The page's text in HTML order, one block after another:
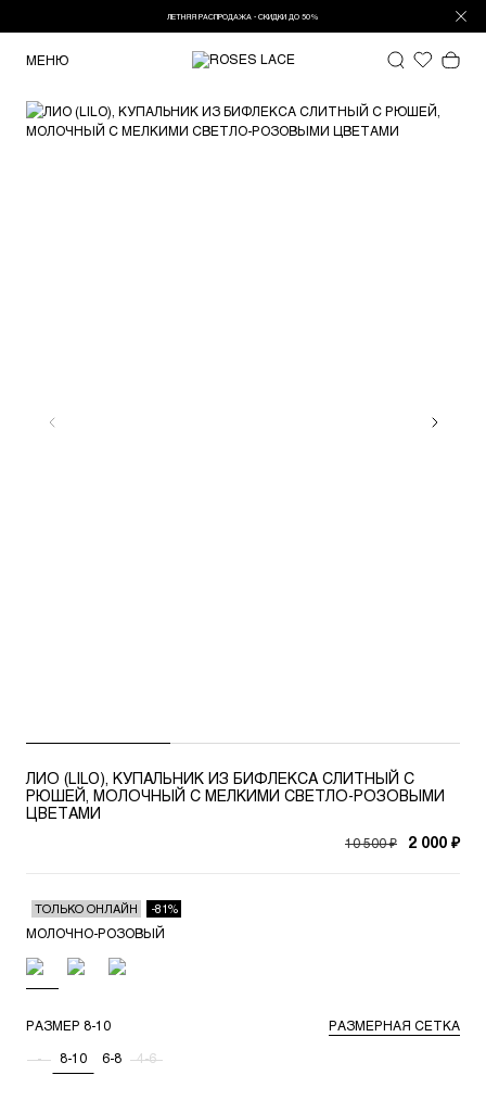
ЛЕТНЯЯ РАСПРОДАЖА - СКИДКИ ДО 50%
МЕНЮ
ЛИО (LILO), КУПАЛЬНИК ИЗ БИФЛЕКСА СЛИТНЫЙ С
РЮШЕЙ, МОЛОЧНЫЙ С МЕЛКИМИ СВЕТЛО-РОЗОВЫМИ
ЦВЕТАМИ
2 000 ₽
10 500 ₽
ТОЛЬКО ОНЛАЙН -81%
МОЛОЧНО-РОЗОВЫЙ
РАЗМЕР 8-10 РАЗМЕРНАЯ СЕТКА
- 8-10 6-8 4-6